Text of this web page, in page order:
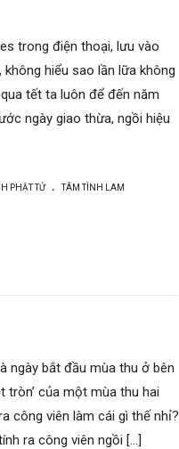
trong điện thoại, lưu vào
hiểu sao lần lữa không
tết ta luôn để đến năm
ngày giao thừa, ngồi hiệu
PHẬT TỬ . TÂM TÌNH LAM
ngày bắt đầu mùa thu ở bên
tròn’ của một mùa thu hai
công viên làm cái gì thế nhỉ?
ra công viên ngồi […]